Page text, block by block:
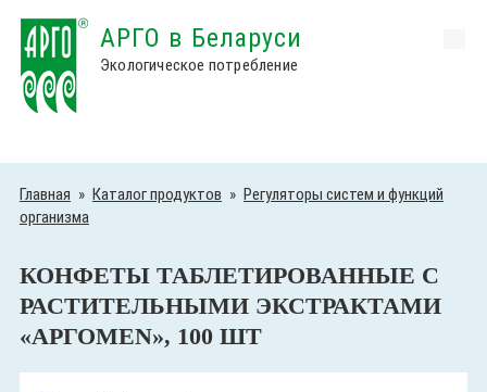
АРГО в Беларуси
Экологическое потребление
Главная » Каталог продуктов » Регуляторы систем и функций
организма
КОНФЕТЫ ТАБЛЕТИРОВАННЫЕ С
РАСТИТЕЛЬНЫМИ ЭКСТРАКТАМИ
«АРГОMEN», 100 ШТ